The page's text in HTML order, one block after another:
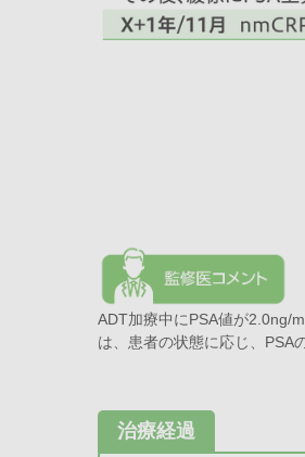
ADT加療中にPSA値が2.0ng/
は、患者の状態に応じ、PSA
治療経過